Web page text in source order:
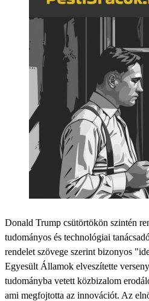
Donald Trump csütörtökön szintén
tudományos és technológiai
rendelet szövege szerint bizonyos
Egyesült Államok elveszítette
tudományba vetett közbizalom
ami megfojtotta az innovációt. Az